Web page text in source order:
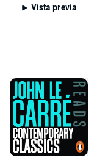
Vista previa